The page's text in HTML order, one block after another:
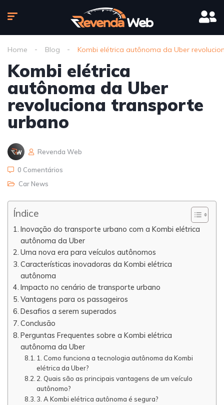
Home Blog Kombi elétrica autônoma da Uber
Kombi elétrica
autônoma da Uber
revoluciona transporte
urbano
Revenda Web
0 Comentários
Car News
Índice
Inovação do transporte urbano com a Kombi elétrica
autônoma da Uber
Uma nova era para veículos autônomos
Características inovadoras da Kombi elétrica
autônoma
Impacto no cenário de transporte urbano
Vantagens para os passageiros
Desafios a serem superados
Conclusão
Perguntas Frequentes sobre a Kombi elétrica
autônoma da Uber
1. Como funciona a tecnologia autônoma da Kombi
elétrica da Uber?
2. Quais são as principais vantagens de um veículo
autônomo?
3. A Kombi elétrica autônoma é segura?